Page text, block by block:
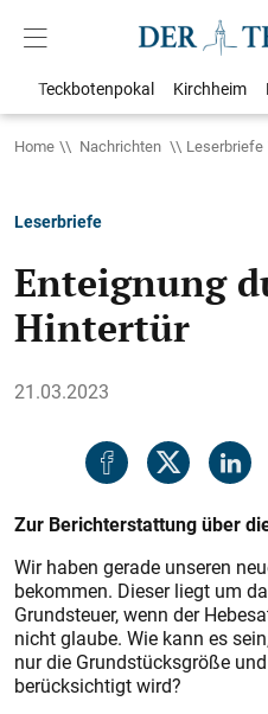
Teckbotenpokal Kirchheim
Home Nachrichten Leserbriefe
Leserbriefe
Enteignung
Hintertür
21.03.2023
Zur Berichterstattung über
Wir haben gerade unseren
bekommen. Dieser liegt um
Grundsteuer, wenn der
nicht glaube. Wie kann es
nur die Grundstücksgröße
berücksichtigt wird?